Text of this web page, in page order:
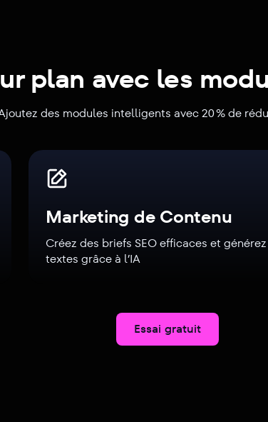
plan avec les
des modules intelligents avec 20 % de
Marketing de Contenu
Créez des briefs SEO efficaces et
textes grâce à l’IA
Essai gratuit